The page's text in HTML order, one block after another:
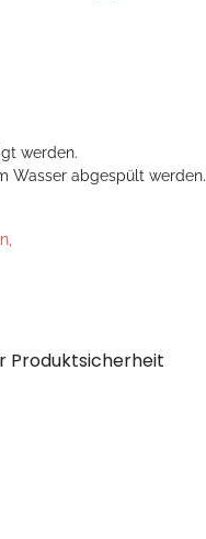
werden.
Wasser abgespült werden.
Produktsicherheit